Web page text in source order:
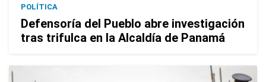
POLÍTICA
Defensoría del Pueblo abre investigación
tras trifulca en la Alcaldía de Panamá